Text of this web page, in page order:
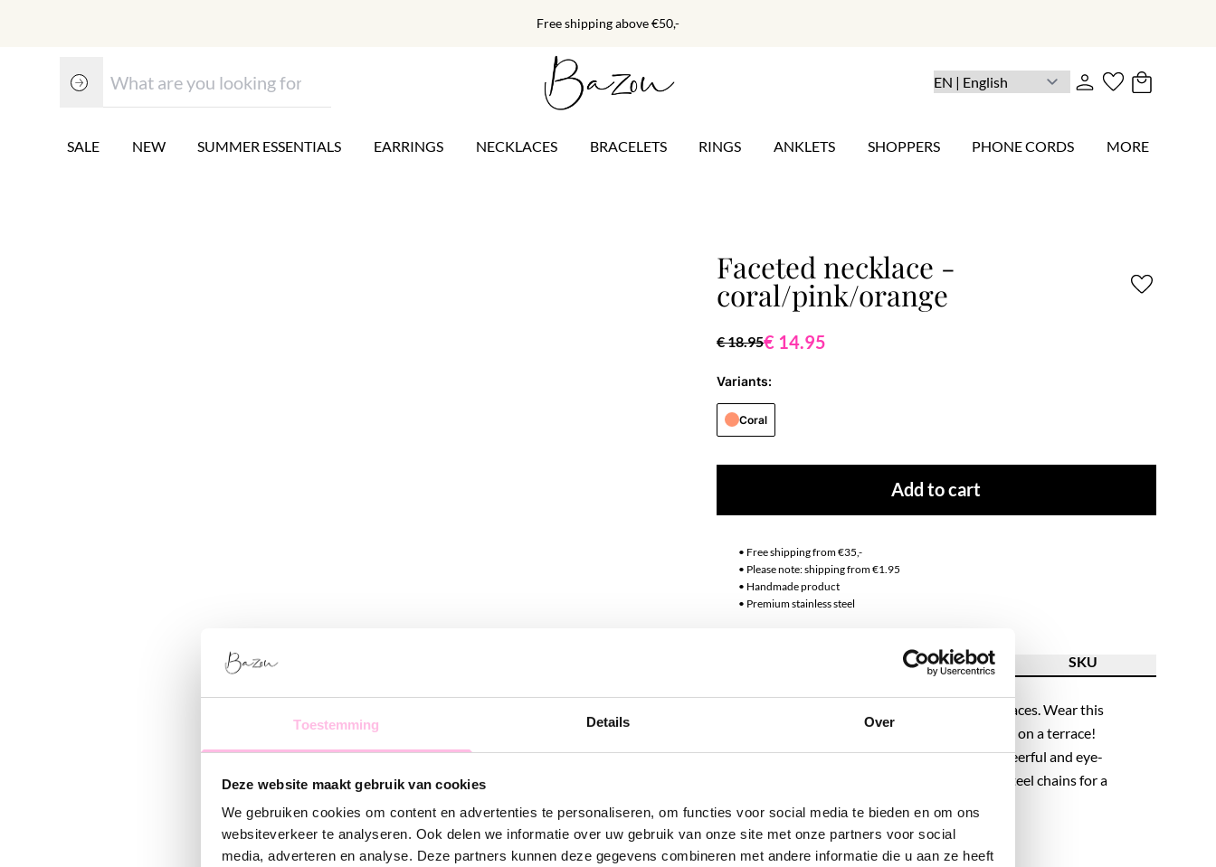
Toestemming Details Over
Deze website maakt gebruik van cookies
We gebruiken cookies om content en advertenties te personaliseren, om functies voor social media te bieden en om ons
websiteverkeer te analyseren. Ook delen we informatie over uw gebruik van onze site met onze partners voor social
media, adverteren en analyse. Deze partners kunnen deze gegevens combineren met andere informatie die u aan ze heeft
Free shipping above €50,-
SALE NEW SUMMER ESSENTIALS EARRINGS NECKLACES BRACELETS RINGS ANKLETS SHOPPERS PHONE CORDS MORE
Faceted necklace -
coral/pink/orange
€ 18.95€ 14.95
Variants:
Coral
Add to cart
•⁠ ⁠Free shipping from €35,-
•⁠ Please note: shipping from €1.95
•⁠ ⁠Handmade product
•⁠ ⁠Premium stainless steel
Features SKU
Get into the festive spirit with our beaded necklaces. Wear this
handmade necklace to the city, a party, or a drink on a terrace!
The beautiful colors make this necklace extra cheerful and eye-
catching. Mix and match the necklace with our steel chains for a
beautiful overall look! Let's shop, baby!